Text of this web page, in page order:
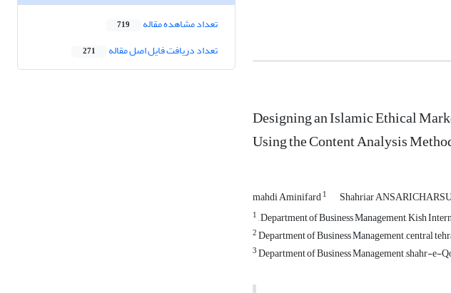
Designing an Islamic Ethical
Using the Content Analysis
mahdi Aminifard1 Shahriar
1, Department of Business Management, Kish
2Department of Business Management ,central
3Department of Business Management ,shahr-e-
تعداد مشاهده مقاله 719
تعداد دریافت فایل اصل مقاله 271